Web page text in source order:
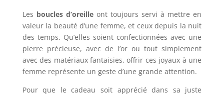
Les boucles d’oreilleont toujours servi à mettre en
valeur la beauté d’une femme, et ceux depuis la nuit
des temps. Qu’elles soient confectionnées avec une
pierre précieuse, avec de l’or ou tout simplement
avec des matériaux fantaisies, offrir ces joyaux à une
femme représente un geste d’une grande attention.
Pour que le cadeau soit apprécié dans sa juste